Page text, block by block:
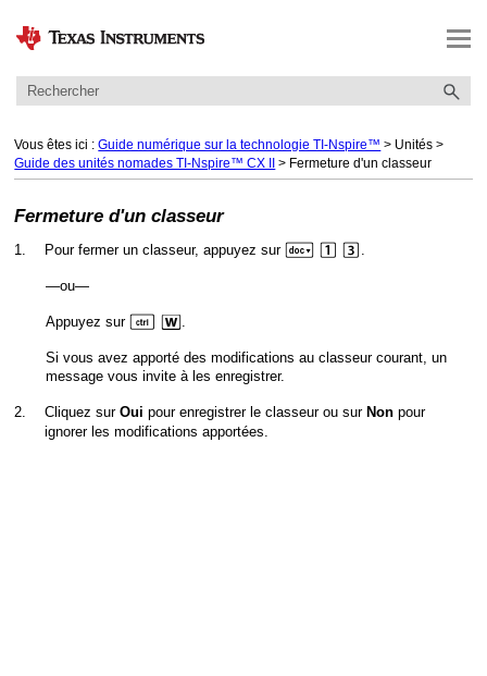
Passer au contenu principal
Vous êtes ici : Guide numérique sur la technologie TI-Nspire™ > Unités >
Guide des unités nomades TI-Nspire™ CX II
> Fermeture d'un classeur
Fermeture d'un classeur
1. Pour fermer un classeur, appuyez sur ~ 1 3
—ou—
Appuyez sur / W
Si vous avez apporté des modifications au classeur courant, un
message vous invite à les enregistrer.
2. Cliquez surOui pour enregistrer le classeur ou sur Non pour
ignorer les modifications apportées.